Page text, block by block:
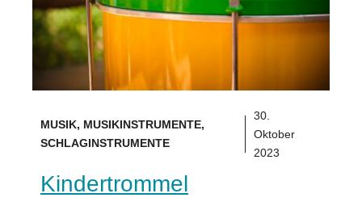
MUSIK, MUSIKINSTRUMENTE,
SCHLAGINSTRUMENTE
30.
Oktober
2023
Kindertrommel